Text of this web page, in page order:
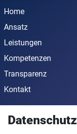
Home
Ansatz
Leistungen
Kompetenzen
Transparenz
Kontakt
Datenschutz